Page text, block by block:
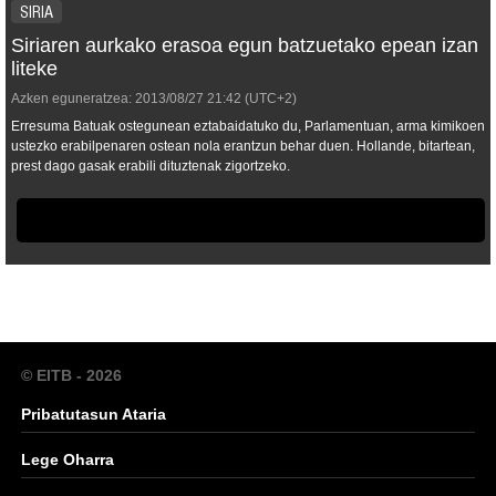
SIRIA
Siriaren aurkako erasoa egun batzuetako epean izan
liteke
Azken eguneratzea: 2013/08/27 21:42 (UTC+2)
Erresuma Batuak ostegunean eztabaidatuko du, Parlamentuan, arma kimikoen
ustezko erabilpenaren ostean nola erantzun behar duen. Hollande, bitartean,
prest dago gasak erabili dituztenak zigortzeko.
© EITB - 2026
Pribatutasun Ataria
Lege Oharra